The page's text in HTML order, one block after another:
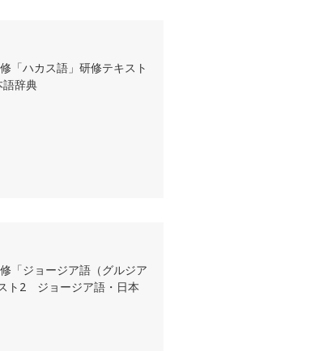
「ハカス語」研修テキスト
辞典
「ジョージア語（グルジア
ト2 ジョージア語・日本